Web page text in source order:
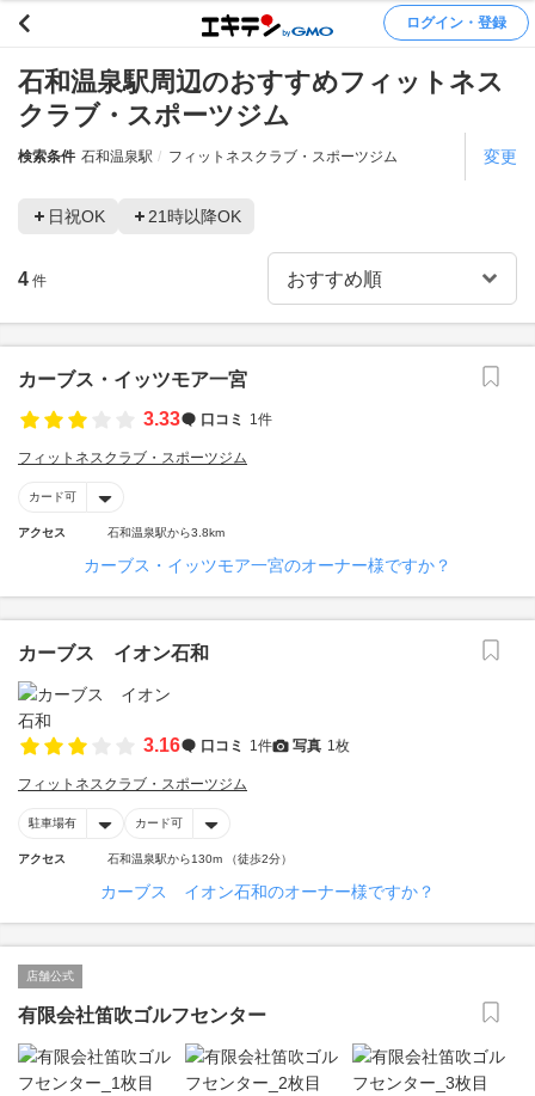
ログイン・登録
石和温泉駅周辺のおすすめフィットネス
クラブ・スポーツジム
検索条件 石和温泉駅 フィットネスクラブ・スポーツジム 変更
日祝OK 21時以降OK
4 件
カーブス・イッツモア一宮
3.33
口コミ 1件
フィットネスクラブ・スポーツジム
カード可
アクセス 石和温泉駅から3.8km
カーブス・イッツモア一宮のオーナー様ですか？
カーブス イオン石和
3.16 口コミ 1件 写真 1枚
フィットネスクラブ・スポーツジム
駐車場有 カード可
アクセス 石和温泉駅から130m （徒歩2分）
カーブス イオン石和のオーナー様ですか？
店舗公式
有限会社笛吹ゴルフセンター